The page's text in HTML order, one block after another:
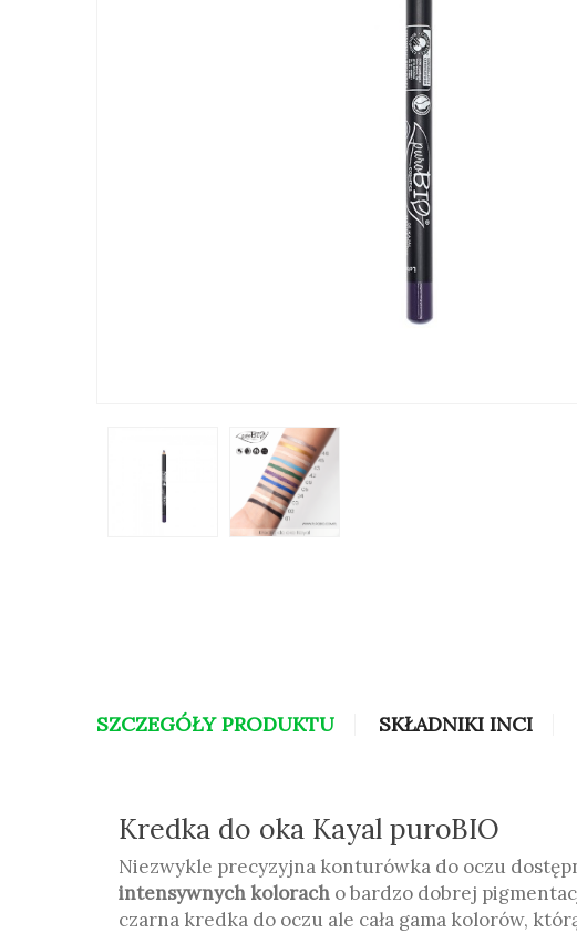
SZCZEGÓŁY PRODUKTU SKŁADNIKI INCI
Kredka do oka Kayal puroBIO
Niezwykle precyzyjna konturówka do oczu
intensywnych kolorach o bardzo dobrej
czarna kredka do oczu ale cała gama kolorów,